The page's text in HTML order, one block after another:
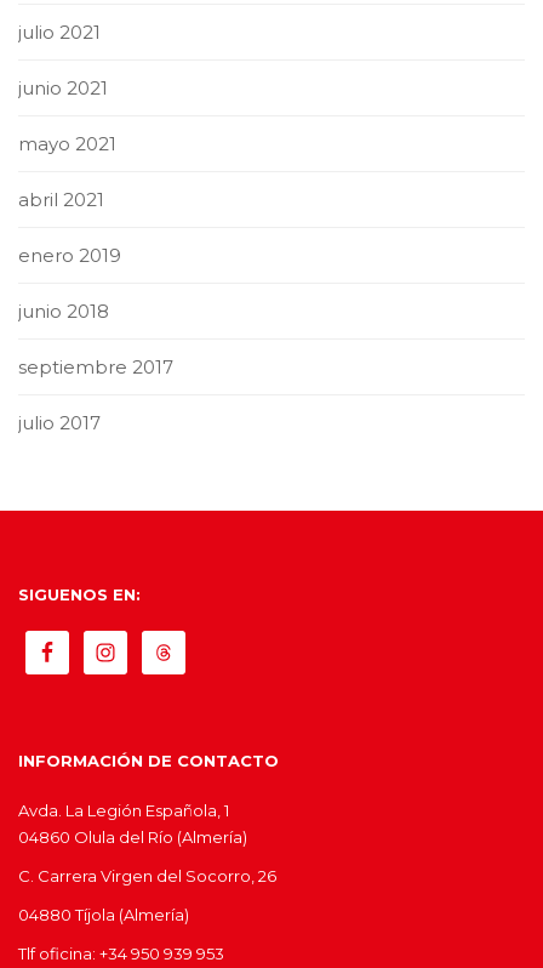
julio 2021
junio 2021
mayo 2021
abril 2021
enero 2019
junio 2018
septiembre 2017
julio 2017
SIGUENOS EN:
INFORMACIÓN DE CONTACTO
Avda. La Legión Española, 1
04860 Olula del Río (Almería)
C. Carrera Virgen del Socorro, 26
04880 Tíjola (Almería)
Tlf oficina: +34 950 939 953